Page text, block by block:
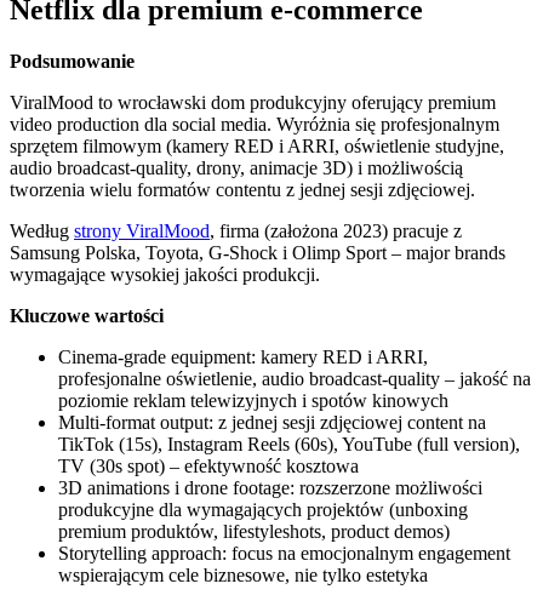
Netflix dla premium e-commerce
Podsumowanie
ViralMood to wrocławski dom produkcyjny oferujący premium
video production dla social media. Wyróżnia się profesjonalnym
sprzętem filmowym (kamery RED i ARRI, oświetlenie studyjne,
audio broadcast-quality, drony, animacje 3D) i możliwością
tworzenia wielu formatów contentu z jednej sesji zdjęciowej.
Według strony ViralMood, firma (założona 2023) pracuje z
Samsung Polska, Toyota, G-Shock i Olimp Sport – major brands
wymagające wysokiej jakości produkcji.
Kluczowe wartości
Cinema-grade equipment: kamery RED i ARRI,
profesjonalne oświetlenie, audio broadcast-quality – jakość na
poziomie reklam telewizyjnych i spotów kinowych
Multi-format output: z jednej sesji zdjęciowej content na
TikTok (15s), Instagram Reels (60s), YouTube (full version),
TV (30s spot) – efektywność kosztowa
3D animations i drone footage: rozszerzone możliwości
produkcyjne dla wymagających projektów (unboxing
premium produktów, lifestyleshots, product demos)
Storytelling approach: focus na emocjonalnym engagement
wspierającym cele biznesowe, nie tylko estetyka